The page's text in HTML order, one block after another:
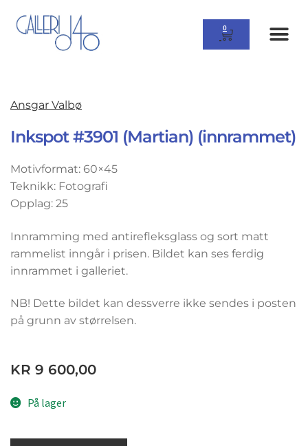
0
Ansgar Valbø
Inkspot #3901 (Martian) (innrammet)
Motivformat: 60×45
Teknikk: Fotografi
Opplag: 25
Innramming med antirefleksglass og sort matt
rammelist inngår i prisen. Bildet kan ses ferdig
innrammet i galleriet.
NB! Dette bildet kan dessverre ikke sendes i posten
på grunn av størrelsen.
KR 9 600,00
På lager